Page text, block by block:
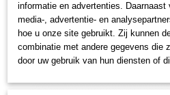
informatie en advertenties. Daarnaast
media-, advertentie- en
hoe u onze site gebruikt. Zij kunnen
combinatie met andere gegevens die
door uw gebruik van hun diensten of